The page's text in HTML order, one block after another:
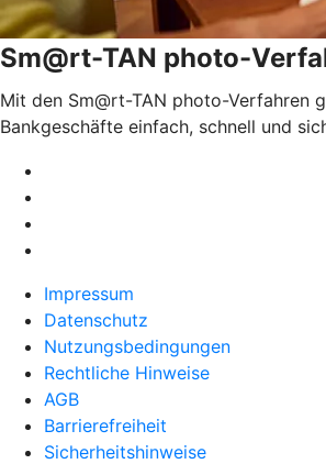
Sm@rt-TAN photo-
Mit den Sm@rt-TAN photo-Verfahren
Bankgeschäfte einfach, schnell und
Impressum
Datenschutz
Nutzungsbedingungen
Rechtliche Hinweise
AGB
Barrierefreiheit
Sicherheitshinweise